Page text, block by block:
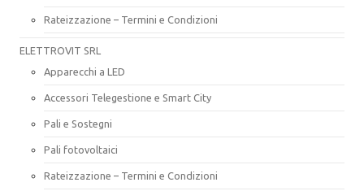
Rateizzazione – Termini e Condizioni
ELETTROVIT SRL
Apparecchi a LED
Accessori Telegestione e Smart City
Pali e Sostegni
Pali fotovoltaici
Rateizzazione – Termini e Condizioni